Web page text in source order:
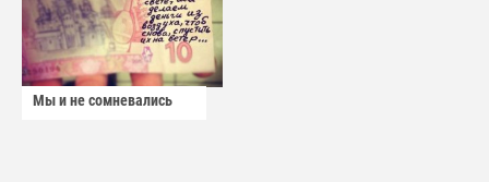
Мы и не сомневались